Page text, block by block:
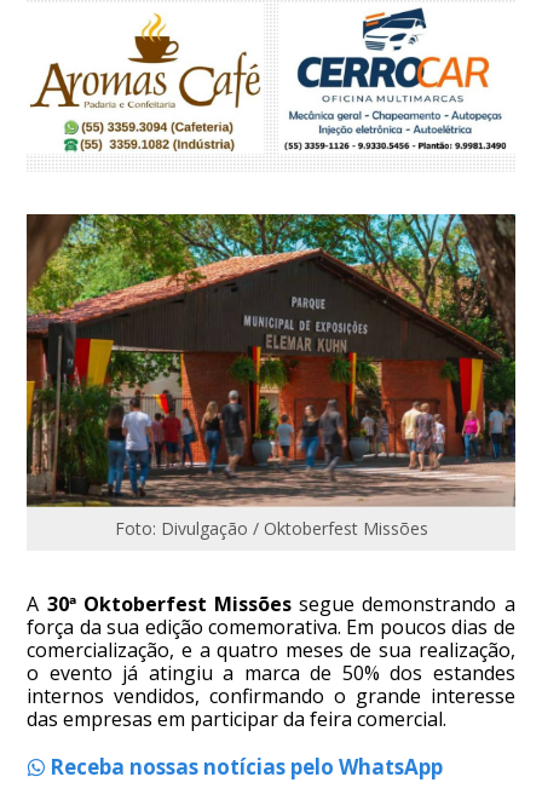
Foto: Divulgação / Oktoberfest Missões
A 30ª Oktoberfest Missões segue demonstrando a
força da sua edição comemorativa. Em poucos dias de
comercialização, e a quatro meses de sua realização,
o evento já atingiu a marca de 50% dos estandes
internos vendidos, confirmando o grande interesse
das empresas em participar da feira comercial.
Receba nossas notícias pelo WhatsApp